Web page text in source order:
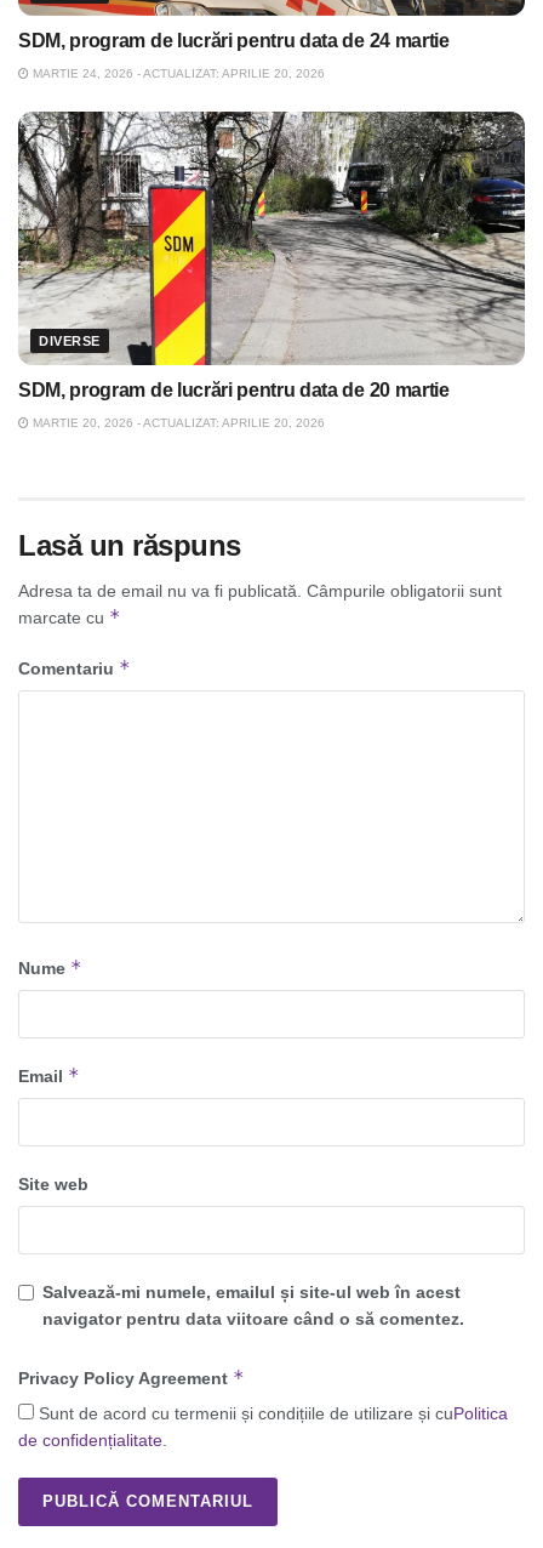
SDM, program de lucrări pentru data de 24 martie
MARTIE 24, 2026 - ACTUALIZAT: APRILIE 20, 2026
DIVERSE
SDM, program de lucrări pentru data de 20 martie
MARTIE 20, 2026 - ACTUALIZAT: APRILIE 20, 2026
Lasă un răspuns
Adresa ta de email nu va fi publicată. Câmpurile obligatorii sunt
marcate cu *
Comentariu *
Nume *
Email *
Site web
Salvează-mi numele, emailul și site-ul web în acest
navigator pentru data viitoare când o să comentez.
Privacy Policy Agreement *
Sunt de acord cu termenii și condițiile de utilizare și cuPolitica
de confidențialitate